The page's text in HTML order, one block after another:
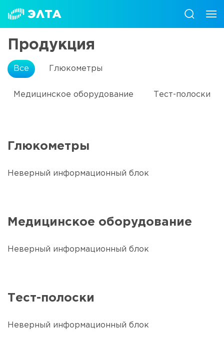
Продукция
Все Глюкометры
Медицинское оборудование Тест-полоски
Глюкометры
Неверный информационный блок
Медицинское оборудование
Неверный информационный блок
Тест-полоски
Неверный информационный блок